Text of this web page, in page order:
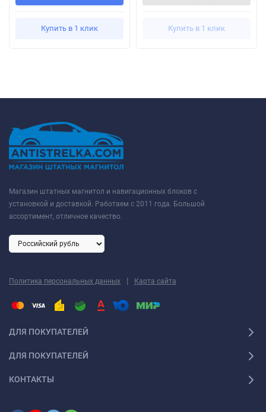
Купить в 1 клик Купить в 1 клик
Магазин штатных магнитол и навигационных блоков с
установкой и доставкой. Работаем с 2011 года. Большой
ассортимент, отличное качество.
Политика персональных данных | Карта сайта
ДЛЯ ПОКУПАТЕЛЕЙ
ДЛЯ ПОКУПАТЕЛЕЙ
КОНТАКТЫ